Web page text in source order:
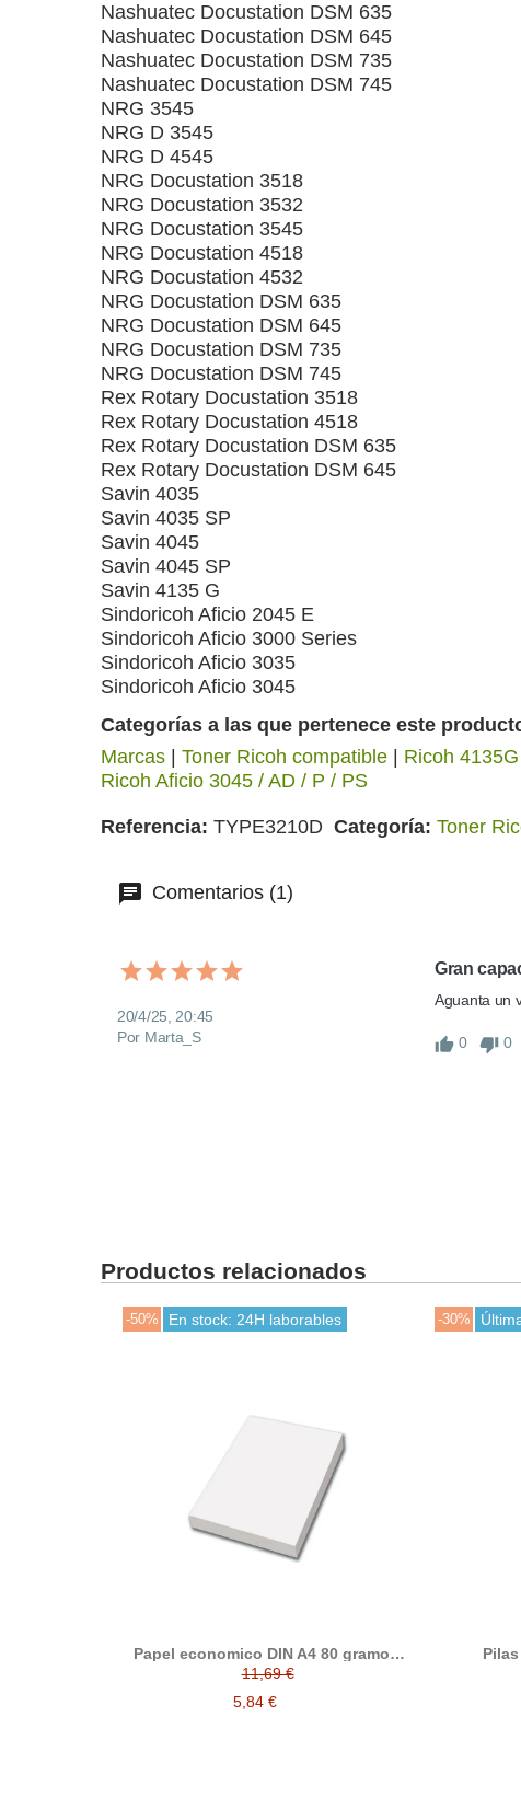
Nashuatec Docustation DSM 635
Nashuatec Docustation DSM 645
Nashuatec Docustation DSM 735
Nashuatec Docustation DSM 745
NRG 3545
NRG D 3545
NRG D 4545
NRG Docustation 3518
NRG Docustation 3532
NRG Docustation 3545
NRG Docustation 4518
NRG Docustation 4532
NRG Docustation DSM 635
NRG Docustation DSM 645
NRG Docustation DSM 735
NRG Docustation DSM 745
Rex Rotary Docustation 3518
Rex Rotary Docustation 4518
Rex Rotary Docustation DSM 635
Rex Rotary Docustation DSM 645
Savin 4035
Savin 4035 SP
Savin 4045
Savin 4045 SP
Savin 4135 G
Sindoricoh Aficio 2045 E
Sindoricoh Aficio 3000 Series
Sindoricoh Aficio 3035
Sindoricoh Aficio 3045
Categorías a las que pertenece este
Marcas
Toner Ricoh compatible Ricoh 4135G
Ricoh Aficio 3045 / AD / P / PS
Referencia TYPE3210D Categoría Toner
Comentarios (1)
20/4/25, 20:45
Por Marta_S
Gran
Aguanta un
0 0
Productos relacionados
-50% En stock: 24H laborables
Papel economico DIN A4 80 gramos,
paquete 500 folios
11,69 €
5,84 €
-30%